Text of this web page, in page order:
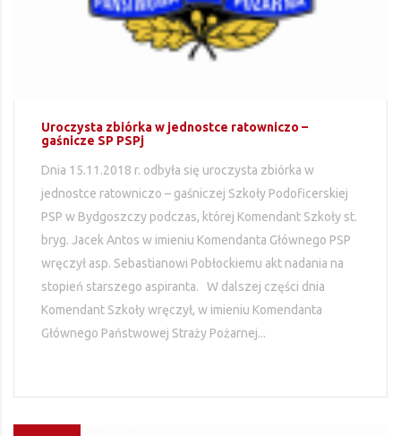
Uroczysta zbiórka w jednostce ratowniczo –
gaśnicze SP PSPj
Dnia 15.11.2018 r. odbyła się uroczysta zbiórka w
jednostce ratowniczo – gaśniczej Szkoły Podoficerskiej
PSP w Bydgoszczy podczas, której Komendant Szkoły st.
bryg. Jacek Antos w imieniu Komendanta Głównego PSP
wręczył asp. Sebastianowi Pobłockiemu akt nadania na
stopień starszego aspiranta. W dalszej części dnia
Komendant Szkoły wręczył, w imieniu Komendanta
Głównego Państwowej Straży Pożarnej...